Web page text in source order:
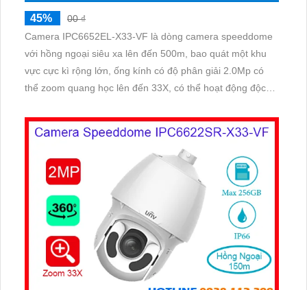
45%
00 ₫
Camera IPC6652EL-X33-VF là dòng camera speeddome
với hồng ngoại siêu xa lên đến 500m, bao quát một khu
vực cực kì rộng lớn, ống kính có độ phân giải 2.0Mp có
thể zoom quang học lên đến 33X, có thể hoạt động độc